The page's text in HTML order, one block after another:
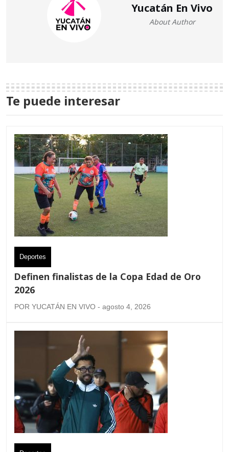
Yucatán En Vivo
About Author
Te puede interesar
Deportes
Definen finalistas de la Copa Edad de Oro
2026
POR YUCATÁN EN VIVO - agosto 4, 2026